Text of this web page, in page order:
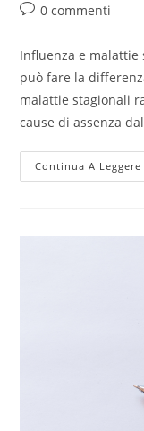
0 commenti
Influenza e
può fare la
malattie stagionali
cause di assenza
Continua A Leggere